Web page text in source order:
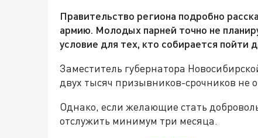
Правительство региона подробно
армию. Молодых парней точно не
условие для тех, кто собирается пойти
Заместитель губернатора
двух тысяч призывников-срочников не
Однако, если желающие стать
отслужить минимум три месяца.